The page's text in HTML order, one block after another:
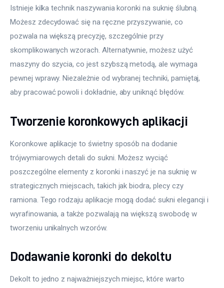
Istnieje kilka technik naszywania koronki na suknię ślubną.
Możesz zdecydować się na ręczne przyszywanie, co
pozwala na większą precyzję, szczególnie przy
skomplikowanych wzorach. Alternatywnie, możesz użyć
maszyny do szycia, co jest szybszą metodą, ale wymaga
pewnej wprawy. Niezależnie od wybranej techniki, pamiętaj,
aby pracować powoli i dokładnie, aby uniknąć błędów.
Tworzenie koronkowych aplikacji
Koronkowe aplikacje to świetny sposób na dodanie
trójwymiarowych detali do sukni. Możesz wyciąć
poszczególne elementy z koronki i naszyć je na suknię w
strategicznych miejscach, takich jak biodra, plecy czy
ramiona. Tego rodzaju aplikacje mogą dodać sukni elegancji i
wyrafinowania, a także pozwalają na większą swobodę w
tworzeniu unikalnych wzorów.
Dodawanie koronki do dekoltu
Dekolt to jedno z najważniejszych miejsc, które warto